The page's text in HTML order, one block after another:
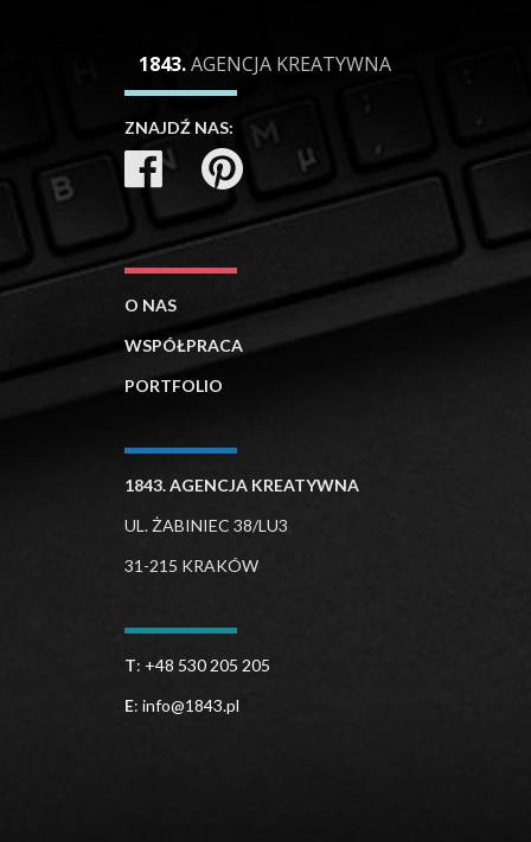
1843.AGENCJA KREATYWNA
ZNAJDŹ NAS:
O NAS
WSPÓŁPRACA
PORTFOLIO
1843. AGENCJA KREATYWNA
UL. ŻABINIEC 38/LU3
31-215 KRAKÓW
T: +48 530 205 205
E: info@1843.pl